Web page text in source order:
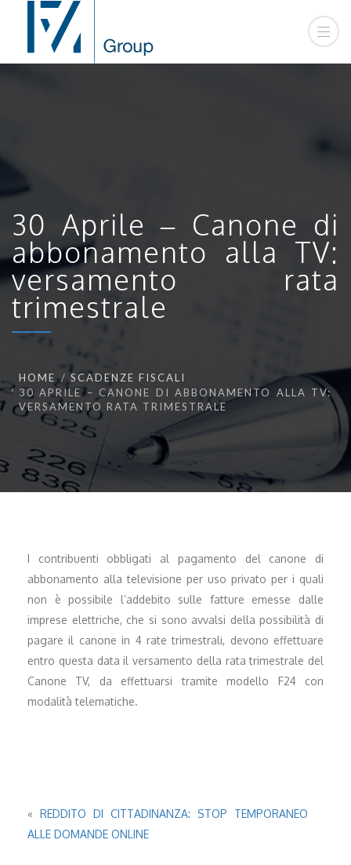
30 Aprile – Canone di
abbonamento alla TV:
versamento rata
trimestrale
HOME
SCADENZE FISCALI
30 APRILE – CANONE DI ABBONAMENTO ALLA TV:
VERSAMENTO RATA TRIMESTRALE
I contribuenti obbligati al pagamento del canone di
abbonamento alla televisione per uso privato per i quali
non è possibile l’addebito sulle fatture emesse dalle
imprese elettriche, che si sono avvalsi della possibilità di
pagare il canone in 4 rate trimestrali, devono effettuare
entro questa data il versamento della rata trimestrale del
Canone TV, da effettuarsi tramite modello F24 con
modalità telematiche.
« REDDITO DI CITTADINANZA: STOP TEMPORANEO
ALLE DOMANDE ONLINE